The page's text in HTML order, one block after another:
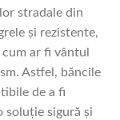
stradale din
și rezistente,
ar fi vântul
Astfel, băncile
de a fi
soluție sigură și